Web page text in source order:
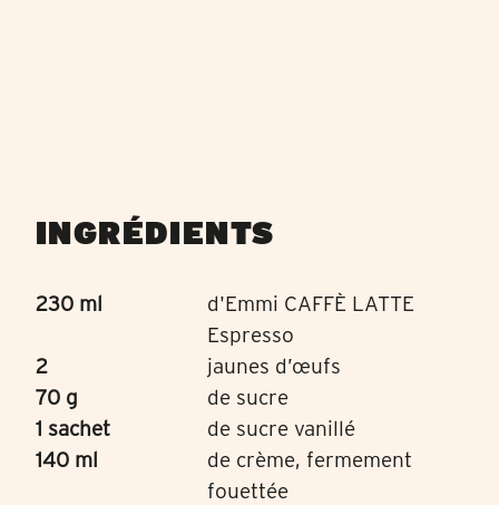
INGRÉDIENTS
230 ml
d'Emmi CAFFÈ LATTE
Espresso
2
jaunes d’œufs
70 g
de sucre
1 sachet
de sucre vanillé
140 ml
de crème, fermement
fouettée